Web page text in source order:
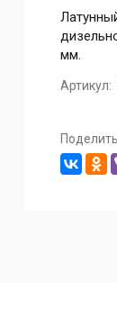
мм.
Артикул: